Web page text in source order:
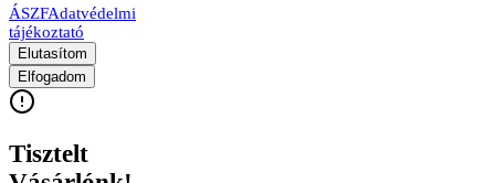
ÁSZFAdatvédelmi
tájékoztató
Elutasítom
Elfogadom
Tisztelt